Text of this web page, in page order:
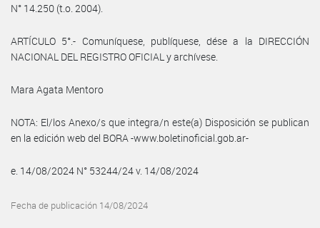
N° 14.250 (t.o. 2004).
ARTÍCULO 5°.- Comuníquese, publíquese, dése a la DIRECCIÓN
NACIONAL DEL REGISTRO OFICIAL y archívese.
Mara Agata Mentoro
NOTA: El/los Anexo/s que integra/n este(a) Disposición se publican
en la edición web del BORA -www.boletinoficial.gob.ar-
e. 14/08/2024 N° 53244/24 v. 14/08/2024
Fecha de publicación 14/08/2024